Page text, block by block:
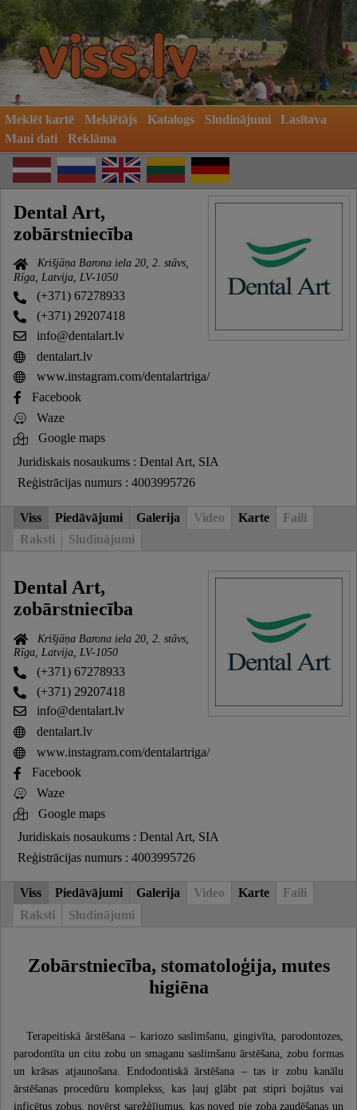
Meklēt kartē Meklētājs Katalogs Sludinājumi
Lasītava
Mani dati
Reklāma
Dental Art,
zobārstniecība
Krišjāņa Barona iela 20, 2. stāvs,
Rīga, Latvija, LV-1050
(+371) 67278933
(+371) 29207418
info@dentalart.lv
dentalart.lv
www.instagram.com/dentalartriga/
Facebook
Waze
Google maps
Juridiskais nosaukums : Dental Art, SIA
Reģistrācijas numurs : 4003995726
Viss Piedāvājumi Galerija Video Karte
Faili
Raksti
Sludinājumi
Dental Art,
zobārstniecība
Krišjāņa Barona iela 20, 2. stāvs,
Rīga, Latvija, LV-1050
(+371) 67278933
(+371) 29207418
info@dentalart.lv
dentalart.lv
www.instagram.com/dentalartriga/
Facebook
Waze
Google maps
Juridiskais nosaukums : Dental Art, SIA
Reģistrācijas numurs : 4003995726
Viss Piedāvājumi Galerija Video Karte
Faili
Raksti
Sludinājumi
Zobārstniecība, stomatoloģija, mutes
higiēna
Terapeitiskā ārstēšana – kariozo saslimšanu, gingivīta, parodontozes,
parodontīta un citu zobu un smaganu saslimšanu ārstēšana, zobu formas
un krāsas atjaunošana. Endodontiskā ārstēšana – tas ir zobu kanālu
ārstēšanas procedūru komplekss, kas ļauj glābt pat stipri bojātus vai
inficētus zobus, novērst sarežģījumus, kas noved pie zoba zaudēšanas un